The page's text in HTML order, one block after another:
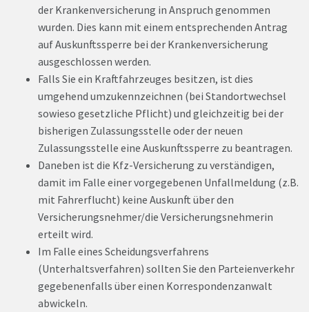
der Krankenversicherung in Anspruch genommen
wurden. Dies kann mit einem entsprechenden Antrag
auf Auskunftssperre bei der Krankenversicherung
ausgeschlossen werden.
Falls Sie ein Kraftfahrzeuges besitzen, ist dies
umgehend umzukennzeichnen (bei Standortwechsel
sowieso gesetzliche Pflicht) und gleichzeitig bei der
bisherigen Zulassungsstelle oder der neuen
Zulassungsstelle eine Auskunftssperre zu beantragen.
Daneben ist die Kfz-Versicherung zu verständigen,
damit im Falle einer vorgegebenen Unfallmeldung (z.B.
mit Fahrerflucht) keine Auskunft über den
Versicherungsnehmer/die Versicherungsnehmerin
erteilt wird.
Im Falle eines Scheidungsverfahrens
(Unterhaltsverfahren) sollten Sie den Parteienverkehr
gegebenenfalls über einen Korrespondenzanwalt
abwickeln.